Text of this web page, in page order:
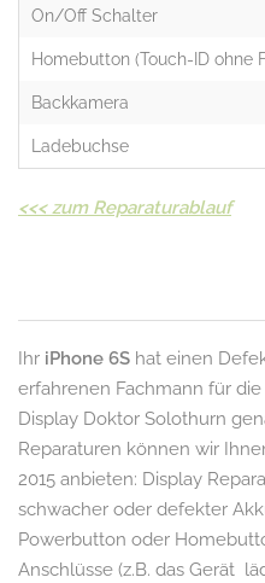
On/Off Schalter
Homebutton (Touch-ID ohne
Backkamera
Ladebuchse
<<< zum Reparaturablauf
Ihr iPhone 6S hat einen
erfahrenen Fachmann für
Display Doktor Solothurn
Reparaturen können wir
2015 anbieten: Display
schwacher oder defekter
Powerbutton oder
Anschlüsse (z.B. das Gerät